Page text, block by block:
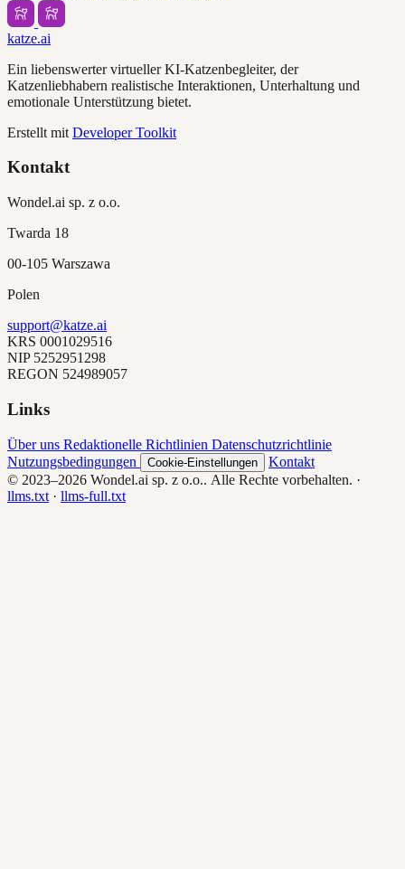
katze.ai
Ein liebenswerter virtueller KI-Katzenbegleiter, der
Katzenliebhabern realistische Interaktionen, Unterhaltung und
emotionale Unterstützung bietet.
Erstellt mit Developer Toolkit
Kontakt
Wondel.ai sp. z o.o.
Twarda 18
00-105 Warszawa
Polen
support@katze.ai
KRS 0001029516
NIP 5252951298
REGON 524989057
Links
Über uns Redaktionelle Richtlinien Datenschutzrichtlinie
Nutzungsbedingungen
Cookie-Einstellungen
Kontakt
© 2023–2026 Wondel.ai sp. z o.o.. Alle Rechte vorbehalten. ·
llms.txt · llms-full.txt